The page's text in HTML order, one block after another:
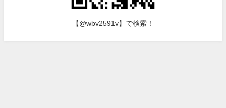
【@wbv2591v】で検索！